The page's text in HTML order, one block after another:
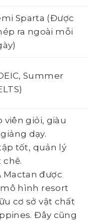
Sparta (Được
ra ngoài mỗi
Summer
viên giỏi, giàu
dạy.
tốt, quản lý
chẽ.
Mactan được
hình resort
cơ sở vật chất
Đây cũng